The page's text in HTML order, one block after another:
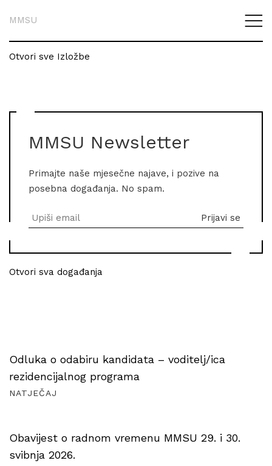
MMSU
Otvori sve Izložbe
MMSU Newsletter
Primajte naše mjesečne najave, i pozive na
posebna događanja. No spam.
Otvori sva događanja
Odluka o odabiru kandidata – voditelj/ica
rezidencijalnog programa
NATJEČAJ
Obavijest o radnom vremenu MMSU 29. i 30.
svibnja 2026.